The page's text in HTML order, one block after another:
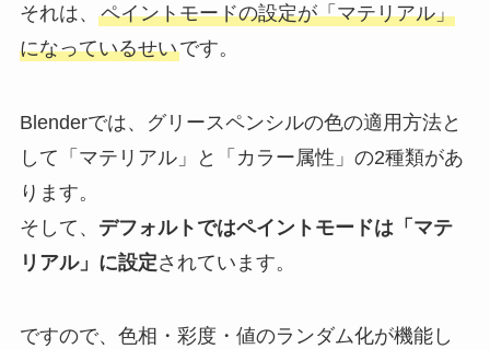
それは、 ペイントモードの設定が「マテリアル」
になっているせいです。
Blenderでは、グリースペンシルの色の適用方法と
して「マテリアル」と「カラー属性」の2種類があ
ります。
そして、 デフォルトではペイントモードは「マテ
リアル」に設定されています。
ですので、色相・彩度・値のランダム化が機能し